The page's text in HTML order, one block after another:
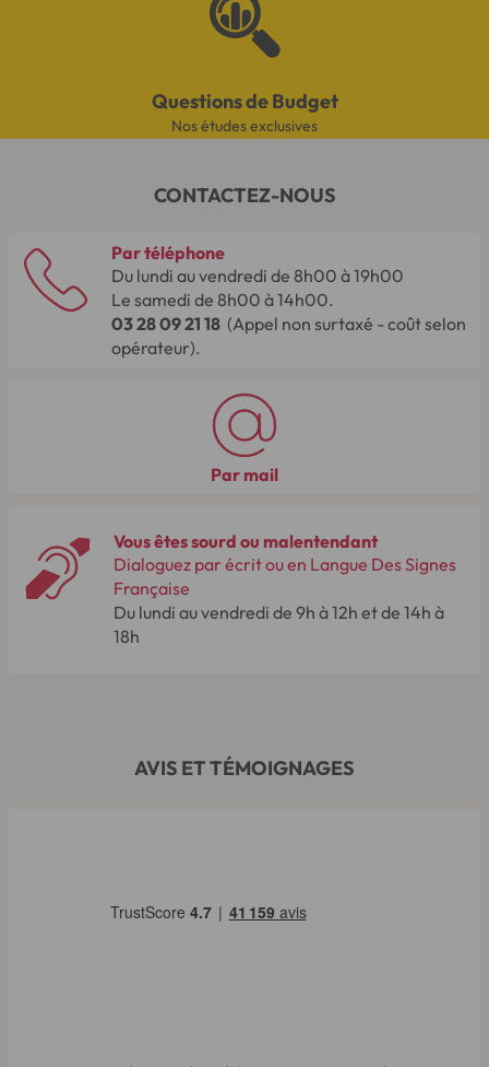
Questions de Budget
Nos études exclusives
CONTACTEZ-NOUS
Par téléphone
Du lundi au vendredi de 8h00 à 19h00
Le samedi de 8h00 à 14h00.
03 28 09 21 18 (Appel non surtaxé - coût selon
opérateur).
Par mail
Vous êtes sourd ou malentendant
Dialoguez par écrit ou en Langue Des Signes
Française
Du lundi au vendredi de 9h à 12h et de 14h à
18h
AVIS ET TÉMOIGNAGES